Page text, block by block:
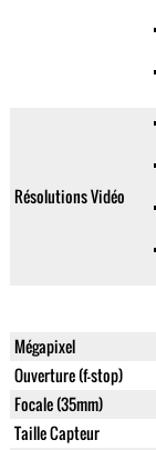
Résolutions Vidéo
Mégapixel
Ouverture (f-stop)
Focale (35mm)
Taille Capteur